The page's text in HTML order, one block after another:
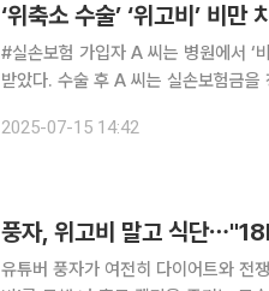
‘위축소 수술’ ‘위고비’ 비
#실손보험 가입자 A 씨는 병원에서 ‘
받았다. 수술 후 A 씨는 실손보험금
가 놓치기 쉬운 유의사항을 안내했다.
2025-07-15 14:42
풍자, 위고비 말고 식단
유튜버 풍자가 여전히 다이어트와 전쟁 중임을 알렸다. 11일 풍자는